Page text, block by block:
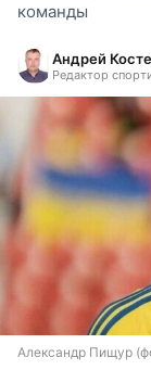
команды
Андрей
Редактор
Александр Пищур